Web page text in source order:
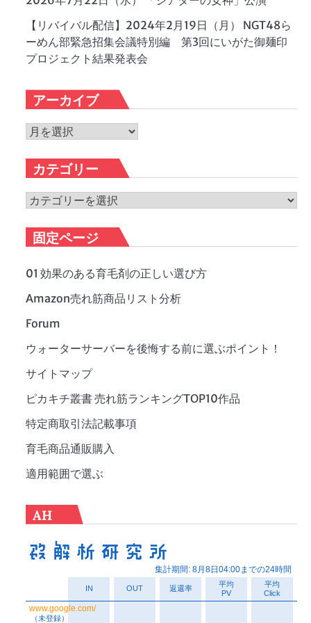
【リバイバル配信】2024年2月19日（月） NGT48ら
ーめん部緊急招集会議特別編 第3回にいがた御麺印
プロジェクト結果発表会
アーカイブ
ア
カ
イ
ブ
カテゴリー
カ
ゴ
リ
ー
固定ページ
01 効果のある育毛剤の正しい選び方
Amazon売れ筋商品リスト分析
Forum
ウォーターサーバーを後悔する前に選ぶポイント！
サイトマップ
ピカキチ叢書 売れ筋ランキングTOP10作品
特定商取引法記載事項
育毛商品通販購入
適用範囲で選ぶ
AH